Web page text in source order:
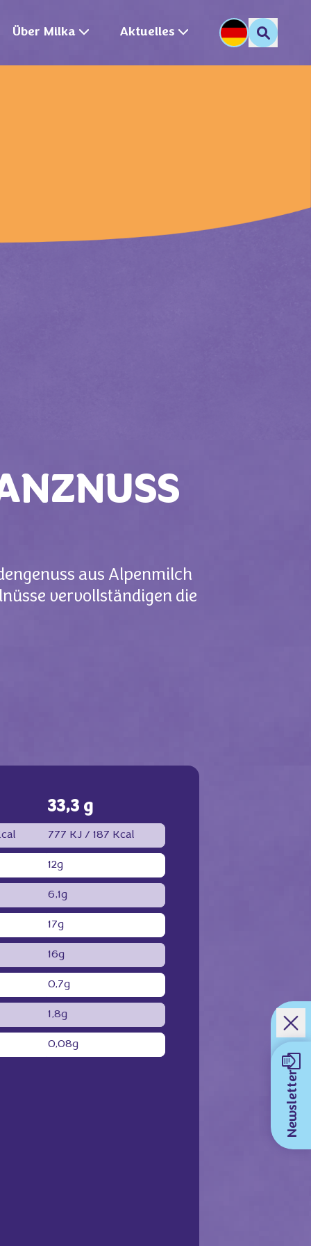
Über Milka Aktuelles
Newsletter
aus Alpenmilch
vervollständigen die
33,3 g
777 KJ / 187 Kcal
12g
6,1g
17g
16g
0,7g
1,8g
0,08g